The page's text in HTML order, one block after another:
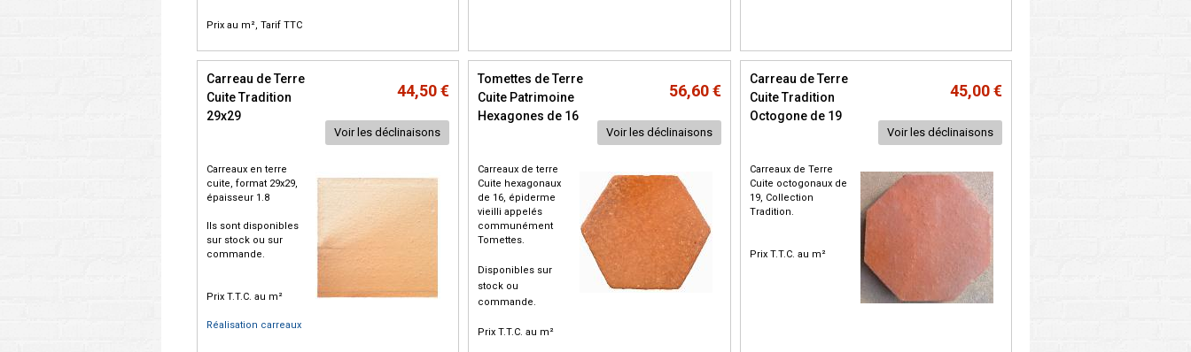
Prix au m², Tarif TTC
Carreau de Terre
Cuite Tradition
29x29
44,50 €
Voir les déclinaisons
Carreaux en terre
cuite, format 29x29,
épaisseur 1.8
Ils sont disponibles
sur stock ou sur
commande.
Prix T.T.C. au m²
Réalisation carreaux
Tomettes de Terre
Cuite Patrimoine
Hexagones de 16
56,60 €
Voir les déclinaisons
Carreaux de terre
Cuite hexagonaux
de 16, épiderme
vieilli appelés
communément
Tomettes.
Disponibles sur
stock ou
commande.
Prix T.T.C. au m²
Carreau de Terre
Cuite Tradition
Octogone de 19
45,00 €
Voir les déclinaisons
Carreaux de Terre
Cuite octogonaux de
19, Collection
Tradition.
Prix T.T.C. au m²